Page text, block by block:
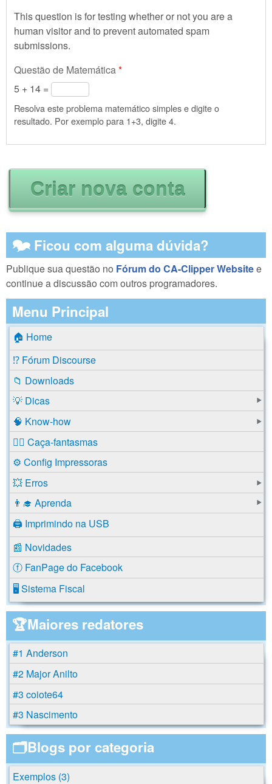
This question is for testing whether or not you are a
human visitor and to prevent automated spam
submissions.
Questão de Matemática*
5 + 14 =
Resolva este problema matemático simples e digite o
resultado. Por exemplo para 1+3, digite 4.
🗫 Ficou com alguma dúvida?
Publique sua questão no Fórum do CA-Clipper Websitee
continue a discussão com outros programadores.
Menu Principal
🏠 Home
⁉️ Fórum Discourse
📁 Downloads
💡 Dicas
🧠 Know-how
🕵️‍♂️ Caça-fantasmas
⚙️ Config Impressoras
💥 Erros
👨‍🎓 Aprenda
🖨️ Imprimindo na USB
📰 Novidades
ⓕ FanPage do Facebook
🖥️ Sistema Fiscal
🏆Maiores redatores
#1 Anderson
#2 Major Anilto
#3 coiote64
#3 Nascimento
🗂️Blogs por categoria
Exemplos (3)